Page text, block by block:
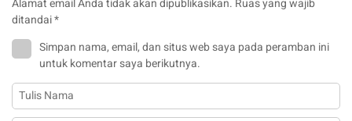
Alamat email Anda tidak akan dipublikasikan. Ruas yang wajib
ditandai*
Simpan nama, email, dan situs web saya pada peramban ini
untuk komentar saya berikutnya.